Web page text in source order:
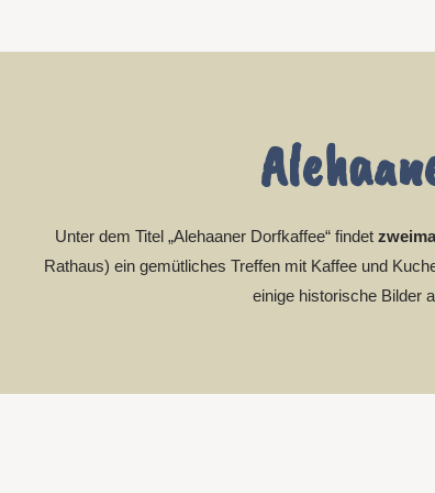
Unter dem Titel „Alehaaner Dorfkaffee“ findet
Rathaus) ein gemütliches Treffen mit Kaffee und
einige historische Bilder